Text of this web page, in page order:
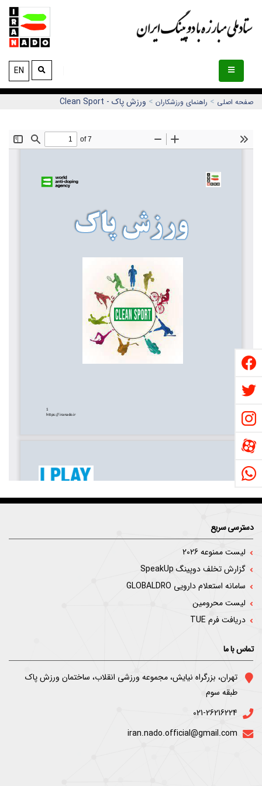
EN
صفحه اصلی > راهنمای ورزشکاران > ورزش پاک - Clean Sport
دسترسی سریع
لیست ممنوعه 2026
گزارش تخلف دوپینگ SpeakUp
سامانه استعلام دارویی GLOBALDRO
لیست محرومین
دریافت فرم TUE
تماس با ما
ﺗﻬﺮان، ﺑﺰرﮔﺮاه ﻧﯿﺎﯾﺶ، ﻣﺠﻤﻮﻋﻪ ورزﺷﯽ اﻧﻘﻼب، ﺳﺎﺧﺘﻤﺎن ورزش ﭘﺎک
ﻃﺒﻘﻪ ﺳﻮم
021-26216224
iran.nado.official@gmail.com